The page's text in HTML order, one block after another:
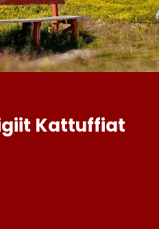
Kattuffiat